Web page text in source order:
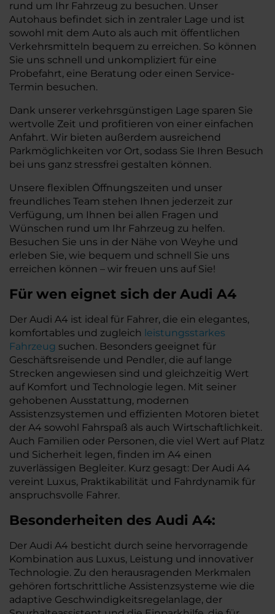
rund um Ihr Fahrzeug zu besuchen. Unser
Autohaus befindet sich in zentraler Lage und ist
sowohl mit dem Auto als auch mit öffentlichen
Verkehrsmitteln bequem zu erreichen. So können
Sie uns schnell und unkompliziert für eine
Probefahrt, eine Beratung oder einen Service-
Termin besuchen.
Dank unserer verkehrsgünstigen Lage sparen Sie
wertvolle Zeit und profitieren von einer einfachen
Anfahrt. Wir bieten außerdem ausreichend
Parkmöglichkeiten vor Ort, sodass Sie Ihren Besuch
bei uns ganz stressfrei gestalten können.
Unsere flexiblen Öffnungszeiten und unser
freundliches Team stehen Ihnen jederzeit zur
Verfügung, um Ihnen bei allen Fragen und
Wünschen rund um Ihr Fahrzeug zu helfen.
Besuchen Sie uns in der Nähe von Weyhe und
erleben Sie, wie bequem und schnell Sie uns
erreichen können – wir freuen uns auf Sie!
Für wen eignet sich der Audi A4
Der Audi A4 ist ideal für Fahrer, die ein elegantes,
komfortables und zugleich leistungsstarkes
Fahrzeug suchen. Besonders geeignet für
Geschäftsreisende und Pendler, die auf lange
Strecken angewiesen sind und gleichzeitig Wert
auf Komfort und Technologie legen. Mit seiner
gehobenen Ausstattung, modernen
Assistenzsystemen und effizienten Motoren bietet
der A4 sowohl Fahrspaß als auch Wirtschaftlichkeit.
Auch Familien oder Personen, die viel Wert auf Platz
und Sicherheit legen, finden im A4 einen
zuverlässigen Begleiter. Kurz gesagt: Der Audi A4
vereint Luxus, Praktikabilität und Fahrdynamik für
anspruchsvolle Fahrer.
Besonderheiten des Audi A4:
Der Audi A4 besticht durch seine hervorragende
Kombination aus Luxus, Leistung und innovativer
Technologie. Zu den herausragenden Merkmalen
gehören fortschrittliche Assistenzsysteme wie die
adaptive Geschwindigkeitsregelanlage, der